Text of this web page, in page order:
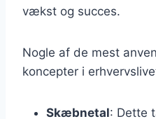
vækst og succes.
Nogle af de mest
koncepter i
Skæbnetal: Dette